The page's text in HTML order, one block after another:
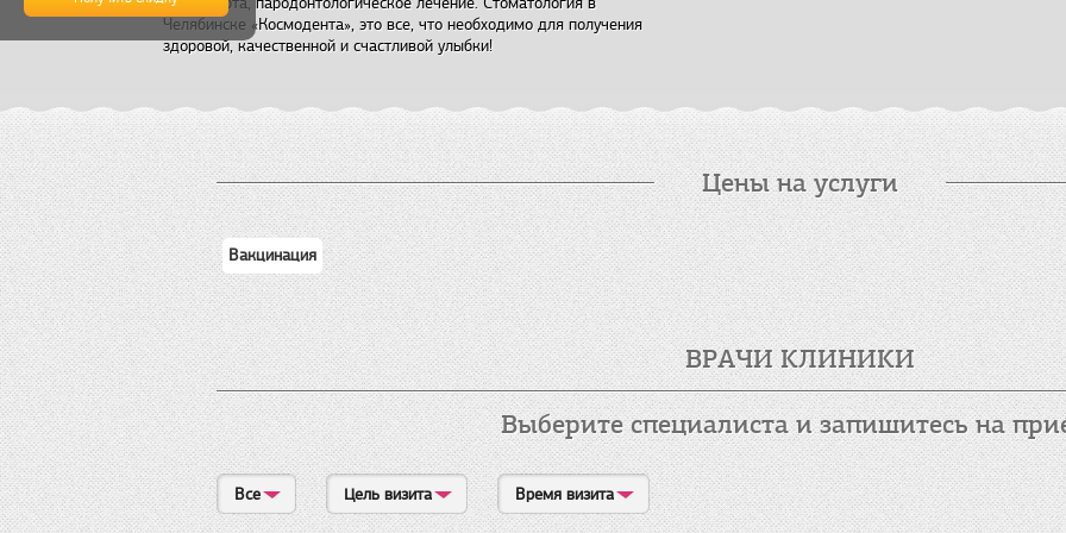
Челябинске «Космодента», это все, что необходимо для получения
здоровой, качественной и счастливой улыбки!
Цены на услуги
Вакцинация
ВРАЧИ КЛИНИКИ
Выберите специалиста и запишитесь на
Все Цель визита Время визита